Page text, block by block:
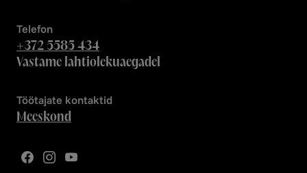
Telefon
+372 5585 434
Vastame lahtiolekuaegadel
Töötajate kontaktid
Meeskond